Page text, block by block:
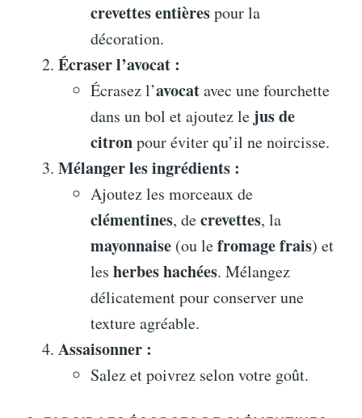
crevettes entièrespour la
décoration.
Écraser l’avocat :
Écrasez l’avocatavec une fourchette
dans un bol et ajoutez le jus de
citronpour éviter qu’il ne noircisse.
Mélanger les ingrédients :
Ajoutez les morceaux de
clémentines, decrevettes, la
mayonnaise (ou lefromage frais) et
les herbes hachées. Mélangez
délicatement pour conserver une
texture agréable.
Assaisonner :
Salez et poivrez selon votre goût.